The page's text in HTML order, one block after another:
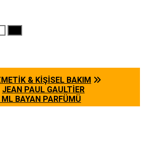
& KİŞİSEL BAKIM
JEAN PAUL GAULTİER
BAYAN PARFÜMÜ